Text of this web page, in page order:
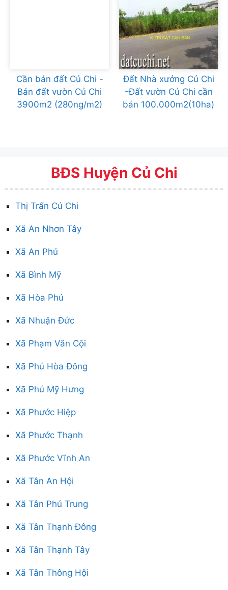
Cần bán đất Củ Chi -
Bán đất vườn Củ Chi
3900m2 (280ng/m2)
Đất Nhà xưởng Củ Chi
-Đất vườn Củ Chi cần
bán 100.000m2(10ha)
BĐS Huyện Củ Chi
Thị Trấn Củ Chi
Xã An Nhơn Tây
Xã An Phú
Xã Bình Mỹ
Xã Hòa Phú
Xã Nhuận Đức
Xã Phạm Văn Cội
Xã Phú Hòa Đông
Xã Phú Mỹ Hưng
Xã Phước Hiệp
Xã Phước Thạnh
Xã Phước Vĩnh An
Xã Tân An Hội
Xã Tân Phú Trung
Xã Tân Thạnh Đông
Xã Tân Thạnh Tây
Xã Tân Thông Hội